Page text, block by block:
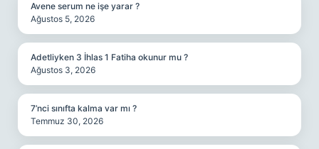
Avene serum ne işe yarar ?
Ağustos 5, 2026
Adetliyken 3 İhlas 1 Fatiha okunur mu ?
Ağustos 3, 2026
7’nci sınıfta kalma var mı ?
Temmuz 30, 2026